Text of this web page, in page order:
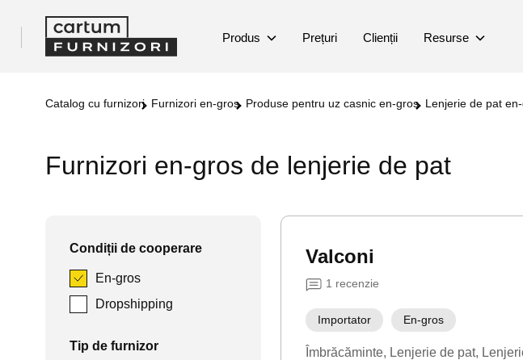
Produs Prețuri Clienții Resurse
Catalog cu furnizori Furnizori en-gros Produse pentru uz casnic en-gros Lenjerie de pat
Furnizori en-gros de lenjerie de pat
Condiții de cooperare
En-gros
Dropshipping
Tip de furnizor
Valconi
1 recenzie
Importator En-gros
Îmbrăcăminte Lenjerie de pat